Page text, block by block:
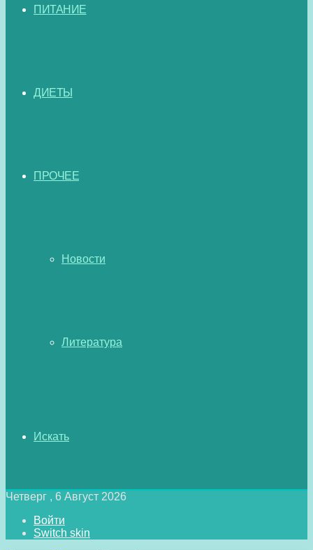
ПИТАНИЕ
ДИЕТЫ
ПРОЧЕЕ
Новости
Литература
Искать
Четверг , 6 Август 2026
Войти
Switch skin